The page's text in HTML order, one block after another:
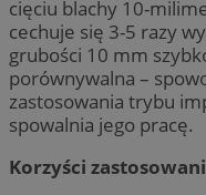
cięciu blachy 10-
cechuje się 3-5 razy
grubości 10 mm
porównywalna –
zastosowania trybu
spowalnia jego pracę.
Korzyści